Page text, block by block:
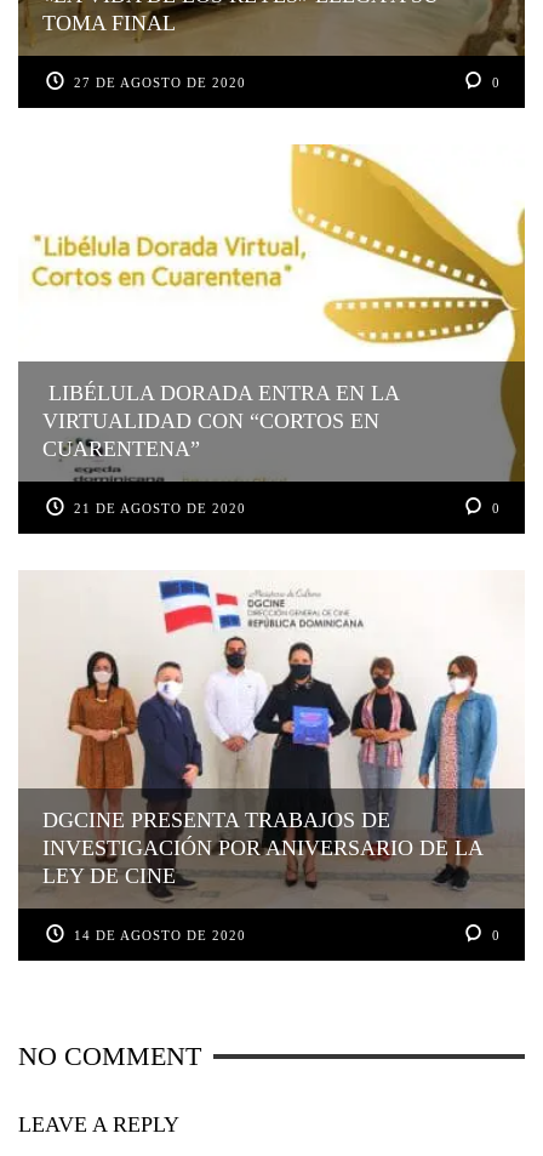
TOMA FINAL
27 DE AGOSTO DE 2020 0
LIBÉLULA DORADA ENTRA EN LA
VIRTUALIDAD CON “CORTOS EN
CUARENTENA”
21 DE AGOSTO DE 2020 0
DGCINE PRESENTA TRABAJOS DE
INVESTIGACIÓN POR ANIVERSARIO DE LA
LEY DE CINE
14 DE AGOSTO DE 2020 0
NO COMMENT
LEAVE A REPLY